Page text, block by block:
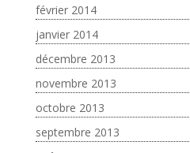
février 2014
janvier 2014
décembre 2013
novembre 2013
octobre 2013
septembre 2013